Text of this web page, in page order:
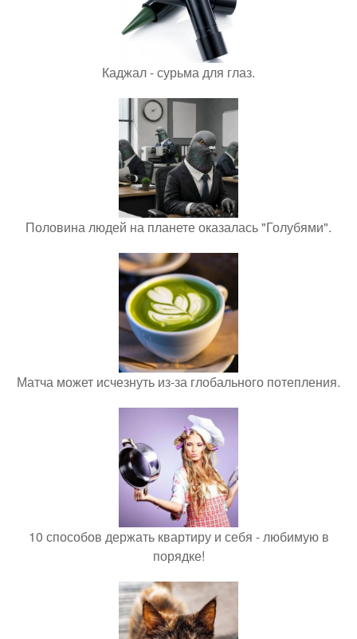
Каджал - сурьма для глаз.
Половина людей на планете оказалась "Голубями".
Матча может исчезнуть из-за глобального потепления.
10 способов держать квартиру и себя - любимую в
порядке!